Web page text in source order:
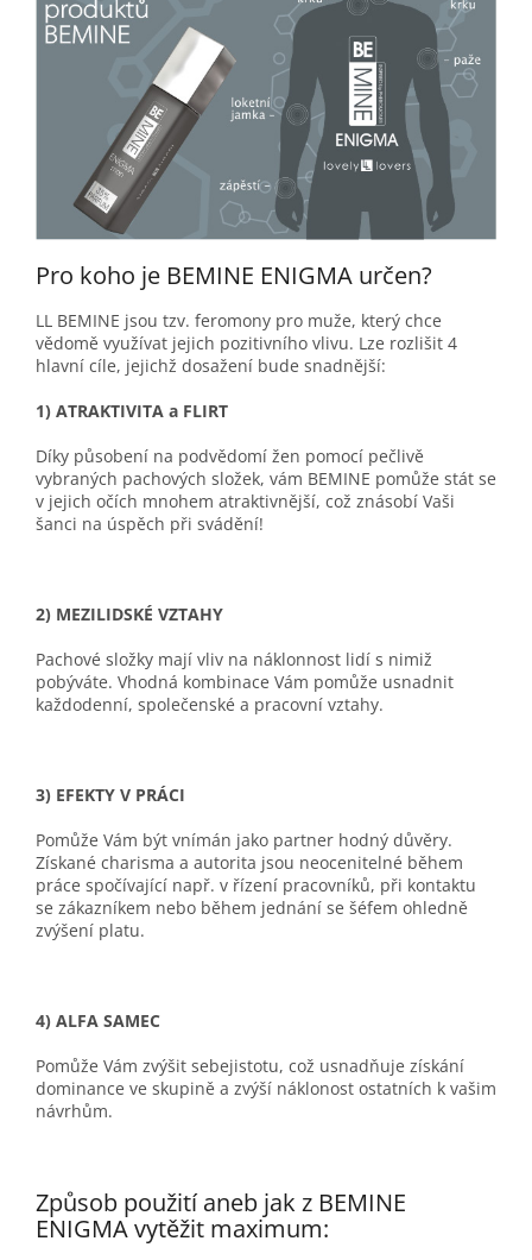
Pro koho je BEMINE ENIGMA určen?
LL BEMINE jsou tzv. feromony pro muže, který chce
vědomě využívat jejich pozitivního vlivu. Lze rozlišit 4
hlavní cíle, jejichž dosažení bude snadnější:
1) ATRAKTIVITA a FLIRT
Díky působení na podvědomí žen pomocí pečlivě
vybraných pachových složek, vám BEMINE pomůže stát se
v jejich očích mnohem atraktivnější, což znásobí Vaši
šanci na úspěch při svádění!
2) MEZILIDSKÉ VZTAHY
Pachové složky mají vliv na náklonnost lidí s nimiž
pobýváte. Vhodná kombinace Vám pomůže usnadnit
každodenní, společenské a pracovní vztahy.
3) EFEKTY V PRÁCI
Pomůže Vám být vnímán jako partner hodný důvěry.
Získané charisma a autorita jsou neocenitelné během
práce spočívající např. v řízení pracovníků, při kontaktu
se zákazníkem nebo během jednání se šéfem ohledně
zvýšení platu.
4) ALFA SAMEC
Pomůže Vám zvýšit sebejistotu, což usnadňuje získání
dominance ve skupině a zvýší náklonost ostatních k vašim
návrhům.
Způsob použití aneb jak z BEMINE
ENIGMA vytěžit maximum: